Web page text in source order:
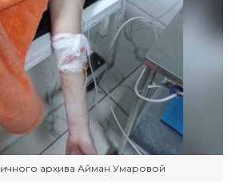
архива Айман Умаровой